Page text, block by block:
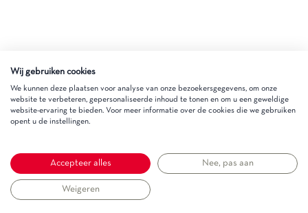
Wij gebruiken cookies
We kunnen deze plaatsen voor analyse van onze bezoekersgegevens, om onze
website te verbeteren, gepersonaliseerde inhoud te tonen en om u een geweldige
website-ervaring te bieden. Voor meer informatie over de cookies die we gebruiken
opent u de instellingen.
Accepteer alles Nee, pas aan
Weigeren